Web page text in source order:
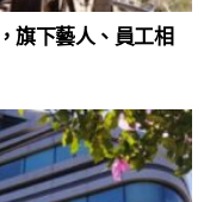
旗下藝人、員工相